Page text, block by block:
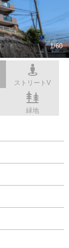
1/60
ストリートV
緑地